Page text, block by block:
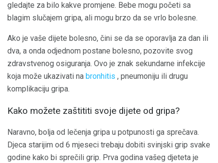
gledajte za bilo kakve promjene. Bebe mogu početi sa
blagim slučajem gripa, ali mogu brzo da se vrlo bolesne.
Ako je vaše dijete bolesno, čini se da se oporavlja za dan ili
dva, a onda odjednom postane bolesno, pozovite svog
zdravstvenog osiguranja. Ovo je znak sekundarne infekcije
koja može ukazivati ​​na bronhitis , pneumoniju ili drugu
komplikaciju gripa.
Kako možete zaštititi svoje dijete od gripa?
Naravno, bolja od lečenja gripa u potpunosti ga sprečava.
Djeca starijim od 6 mjeseci trebaju dobiti svinjski grip svake
godine kako bi sprečili grip. Prva godina vašeg djeteta je